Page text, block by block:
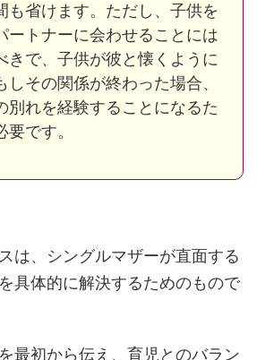
も省けます。ただし、子供を
ートナーに会わせることには
きで、子供が彼と懐くように
しその関係が終わった場合、
別れを経験することになるた
です​。
は、シングルマザーが直面する
具体的に解決するためのもので
最初から伝え、育児とのバラン